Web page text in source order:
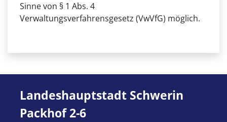
Sinne von § 1 Abs. 4
Verwaltungsverfahrensgesetz (VwVfG) möglich.
Landeshauptstadt Schwerin
Packhof 2-6